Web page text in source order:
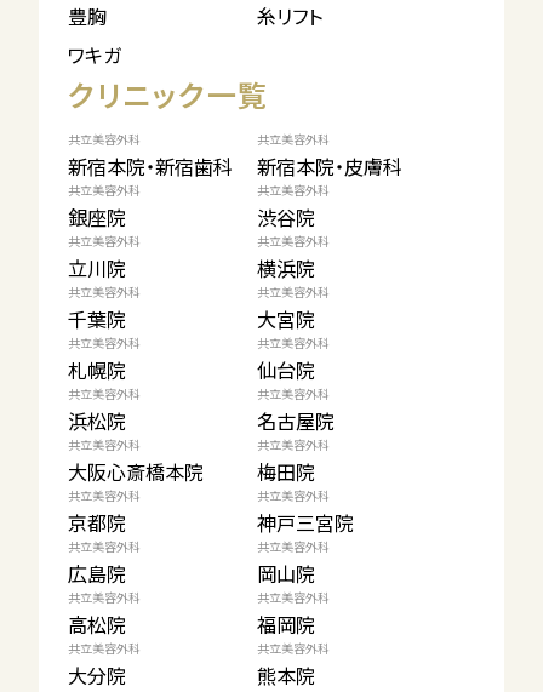
豊胸
糸リフト
ワキガ
クリニック一覧
共立美容外科
新宿本院・新宿歯科
共立美容外科
新宿本院・皮膚科
共立美容外科
銀座院
共立美容外科
渋谷院
共立美容外科
立川院
共立美容外科
横浜院
共立美容外科
千葉院
共立美容外科
大宮院
共立美容外科
札幌院
共立美容外科
仙台院
共立美容外科
浜松院
共立美容外科
名古屋院
共立美容外科
大阪心斎橋本院
共立美容外科
梅田院
共立美容外科
京都院
共立美容外科
神戸三宮院
共立美容外科
広島院
共立美容外科
岡山院
共立美容外科
高松院
共立美容外科
福岡院
共立美容外科
大分院
共立美容外科
熊本院